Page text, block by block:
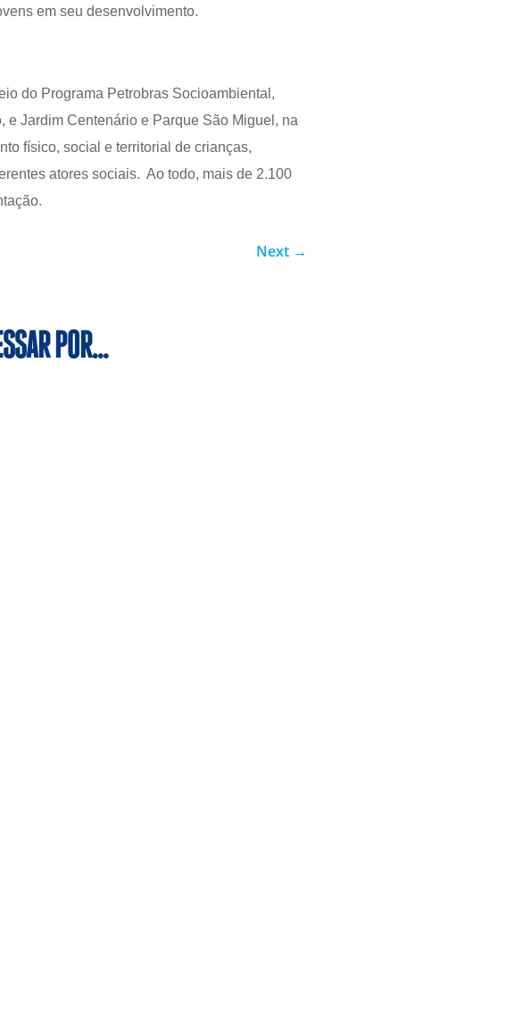
em seu desenvolvimento.
do Programa Petrobras Socioambiental,
Jardim Centenário e Parque São Miguel, na
físico, social e territorial de crianças,
atores sociais. Ao todo, mais de 2.100
Next →
POR…